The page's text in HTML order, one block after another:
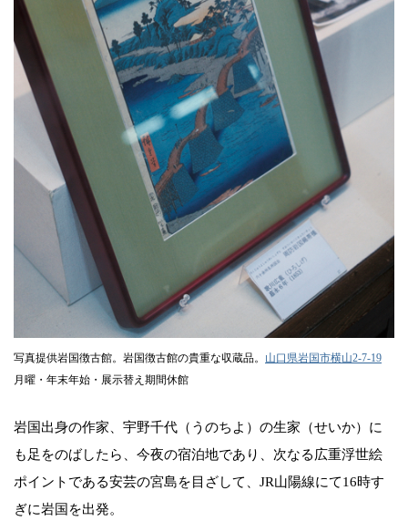
写真提供岩国徴古館。岩国徴古館の貴重な収蔵品。 山口県岩国市横山2-7-19
月曜・年末年始・展示替え期間休館
岩国出身の作家、宇野千代（うのちよ）の生家（せいか）に
も足をのばしたら、今夜の宿泊地であり、次なる広重浮世絵
ポイントである安芸の宮島を目ざして、JR山陽線にて16時す
ぎに岩国を出発。